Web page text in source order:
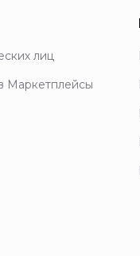
лиц
Маркетплейсы